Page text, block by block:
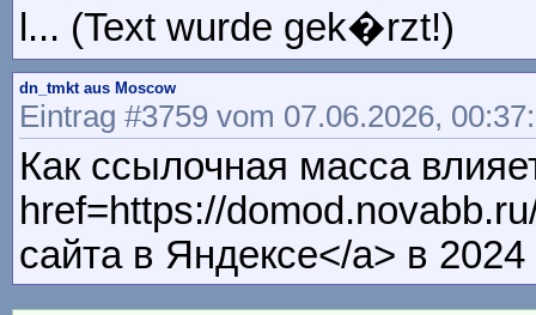
l... (Text wurde gek�rzt!)
dn_tmkt aus Moscow
Eintrag #3759 vom 07.06.2026,
Как ссылочная масса
href=https://
сайта в Яндексе</a> в 2024